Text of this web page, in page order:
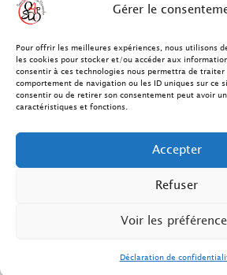
Gérer le
Pour offrir les meilleures expériences, nous utilisons
les cookies pour stocker et/ou accéder aux
consentir à ces technologies nous permettra de
comportement de navigation ou les ID uniques sur ce
consentir ou de retirer son consentement peut avoir
caractéristiques et fonctions.
Accepter
Refuser
Voir les
Déclaration de
Contact
FAQ Ostéopathie
Mentions Légales